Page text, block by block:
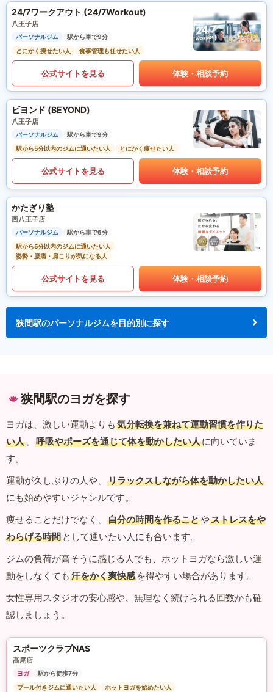
24/7ワークアウト (24/7Workout)
八王子店
パーソナルジム
駅から車で9分
とにかく痩せたい人
食事管理も任せたい人
公式サイトを見る 体験・相談予約
ビヨンド (BEYOND)
八王子店
パーソナルジム
駅から車で9分
駅から5分以内のジムに通いたい人
とにかく痩せたい人
公式サイトを見る 体験・相談予約
かたぎり塾
西八王子店
パーソナルジム
駅から車で6分
駅から5分以内のジムに通いたい人
姿勢・腰痛・肩こりが気になる人
公式サイトを見る 体験・相談予約
狭間駅のパーソナルジムを目的別に探す
狭間駅のヨガを探す
ヨガは、激しい運動よりも 気分転換を兼ねて運動習慣を作りた
い人 、 呼吸やポーズを通じて体を動かしたい人に向いていま
す。
運動が久しぶりの人や、
リラックスしながら体を動かしたい人
にも始めやすいジャンルです。
痩せることだけでなく、
自分の時間を作ることやストレスをや
わらげる時間 として通いたい人にも合います。
ジムの負荷が高そうに感じる人でも、ホットヨガなら激しい運
動をしなくても 汗をかく爽快感 を得やすい場合があります。
女性専用スタジオの安心感や、無理なく続けられる回数かも確
認しましょう。
スポーツクラブNAS
高尾店
ヨガ
駅から徒歩7分
プール付きジムに通いたい人
ホットヨガを始めたい人